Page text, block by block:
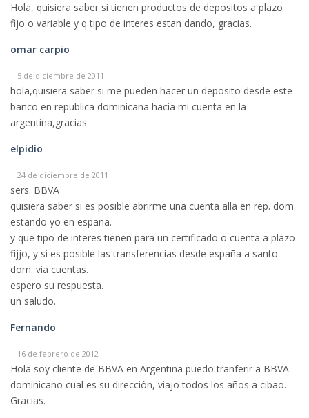
Hola, quisiera saber si tienen productos de depositos a plazo
fijo o variable y q tipo de interes estan dando, gracias.
omar carpio
5 de diciembre de 2011
hola,quisiera saber si me pueden hacer un deposito desde este
banco en republica dominicana hacia mi cuenta en la
argentina,gracias
elpidio
24 de diciembre de 2011
sers. BBVA
quisiera saber si es posible abrirme una cuenta alla en rep. dom.
estando yo en españa.
y que tipo de interes tienen para un certificado o cuenta a plazo
fijjo, y si es posible las transferencias desde españa a santo
dom. via cuentas.
espero su respuesta.
un saludo.
Fernando
16 de febrero de 2012
Hola soy cliente de BBVA en Argentina puedo tranferir a BBVA
dominicano cual es su dirección, viajo todos los años a cibao.
Gracias.